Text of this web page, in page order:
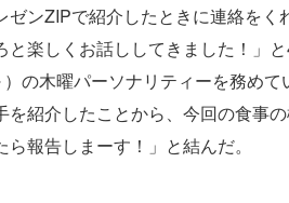
ゼンZIPで紹介したときに連絡を
と楽しくお話ししてきました！」
の木曜パーソナリティーを務め
を紹介したことから、今回の食事
報告しまーす！」と結んだ。